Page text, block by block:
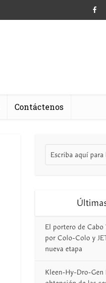
Contáctenos
El portero de Cabo
por Colo-Colo y
nueva etapa
Kleen-Hy-Dro-Gen